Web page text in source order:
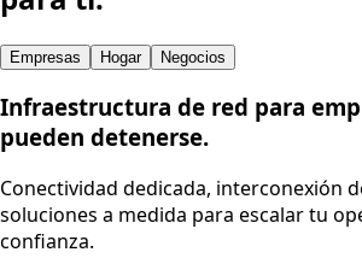
Empresas Hogar Negocios
Infraestructura de red para
pueden detenerse.
Conectividad dedicada, interconexión
soluciones a medida para escalar tu
confianza.